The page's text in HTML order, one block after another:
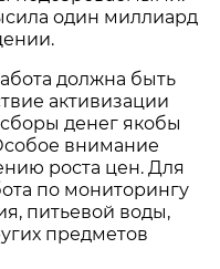
один миллиард
должна быть
активизации
денег якобы
внимание
роста цен. Для
по мониторингу
питьевой воды,
предметов